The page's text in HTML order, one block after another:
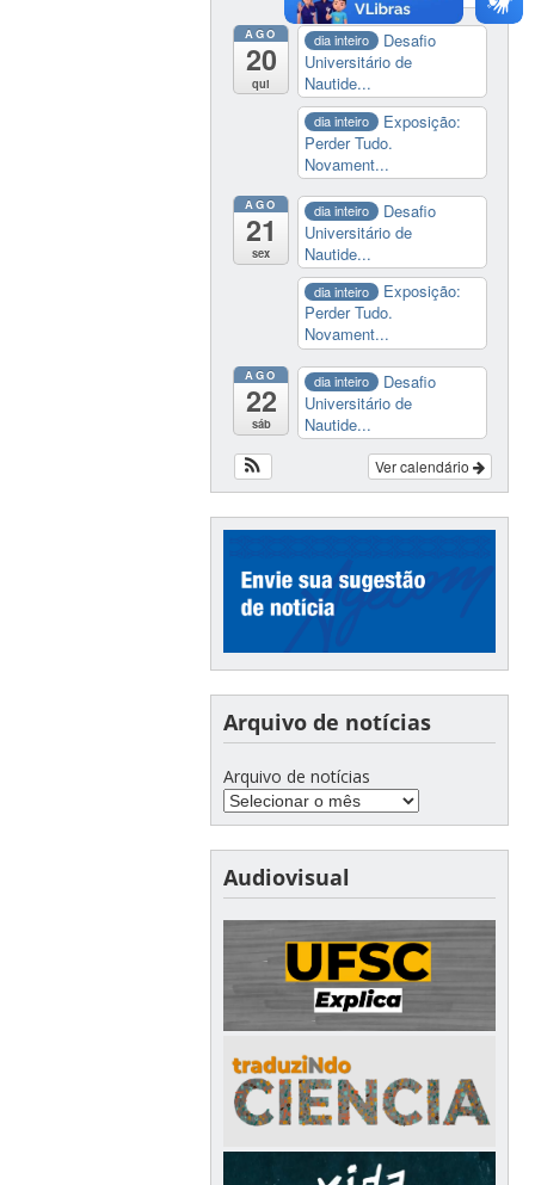
AGO
20
qui
dia inteiro
Desafio
Universitário de
Nautide...
dia inteiro
Exposição:
Perder Tudo.
Novament...
AGO
21
sex
dia inteiro
Desafio
Universitário de
Nautide...
dia inteiro
Exposição:
Perder Tudo.
Novament...
AGO
22
sáb
dia inteiro
Desafio
Universitário de
Nautide...
Ver calendário
Arquivo de notícias
Arquivo de notícias
Audiovisual